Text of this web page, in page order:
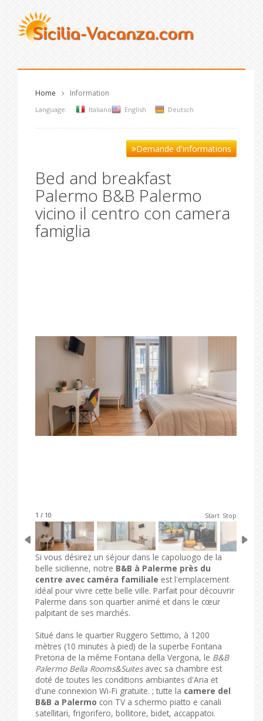
Home Information
Language: Italiano English Deutsch
Demande d'informations
Bed and breakfast
Palermo B&B Palermo
vicino il centro con camera
famiglia
1 / 10 Start Stop
Si vous désirez un séjour dans le capoluogo de la
belle sicilienne, notre B&B à Palerme près du
centre avec caméra familiale est l'emplacement
idéal pour vivre cette belle ville. Parfait pour découvrir
Palerme dans son quartier animé et dans le cœur
palpitant de ses marchés.
Situé dans le quartier Ruggero Settimo, à 1200
mètres (10 minutes à pied) de la superbe Fontana
Pretoria de la même Fontana della Vergona, le B&B
Palermo Bella Rooms&Suitesavec sa chambre est
doté de toutes les conditions ambiantes d'Aria et
d'une connexion Wi-Fi gratuite. ; tutte la camere del
B&B a Palermo con TV a schermo piatto e canali
satellitari, frigorifero, bollitore, bidet, accappatoi.